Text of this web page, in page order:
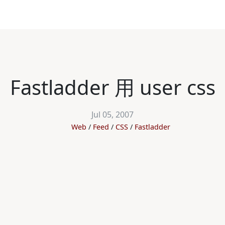
Fastladder 用 user css
Jul 05, 2007
Web Feed CSS Fastladder